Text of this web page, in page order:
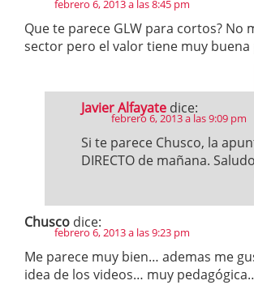
febrero 6, 2013 a las 8:45 pm
Que te parece GLW para cortos? No
sector pero el valor tiene muy buena
Javier Alfayate dice:
febrero 6, 2013 a las 9:09 pm
Si te parece Chusco, la
DIRECTO de mañana.
Chusco dice:
febrero 6, 2013 a las 9:23 pm
Me parece muy bien… ademas me
idea de los videos… muy